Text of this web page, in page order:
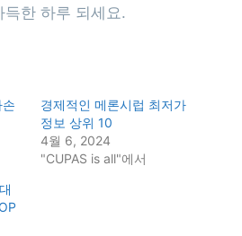
득한 하루 되세요.
경제적인 메론시럽 최저가
정보 상위 10
4월 6, 2024
"CUPAS is all"에서